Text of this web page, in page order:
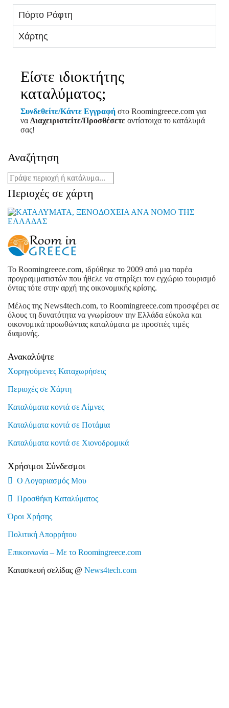
Πόρτο Ράφτη
Χάρτης
Είστε ιδιοκτήτης
καταλύματος;
Συνδεθείτε/Κάντε Εγγραφή στο Roomingreece.com για
να Διαχειριστείτε/Προσθέσετε αντίστοιχα το κατάλυμά
σας!
Αναζήτηση
Περιοχές σε χάρτη
To Roomingreece.com, ιδρύθηκε το 2009 από μια παρέα
προγραμματιστών που ήθελε να στηρίξει τον εγχώριο τουρισμό
όντας τότε στην αρχή της οικονομικής κρίσης.
Μέλος της News4tech.com, το Roomingreece.com προσφέρει σε
όλους τη δυνατότητα να γνωρίσουν την Ελλάδα εύκολα και
οικονομικά προωθώντας καταλύματα με προσιτές τιμές
διαμονής.
Ανακαλύψτε
Χορηγούμενες Καταχωρήσεις
Περιοχές σε Χάρτη
Καταλύματα κοντά σε Λίμνες
Καταλύματα κοντά σε Ποτάμια
Καταλύματα κοντά σε Χιονοδρομικά
Χρήσιμοι Σύνδεσμοι
Ο Λογαριασμός Μου
Προσθήκη Καταλύματος
Όροι Χρήσης
Πολιτική Απορρήτου
Επικοινωνία – Με το Roomingreece.com
Κατασκευή σελίδας @ News4tech.com